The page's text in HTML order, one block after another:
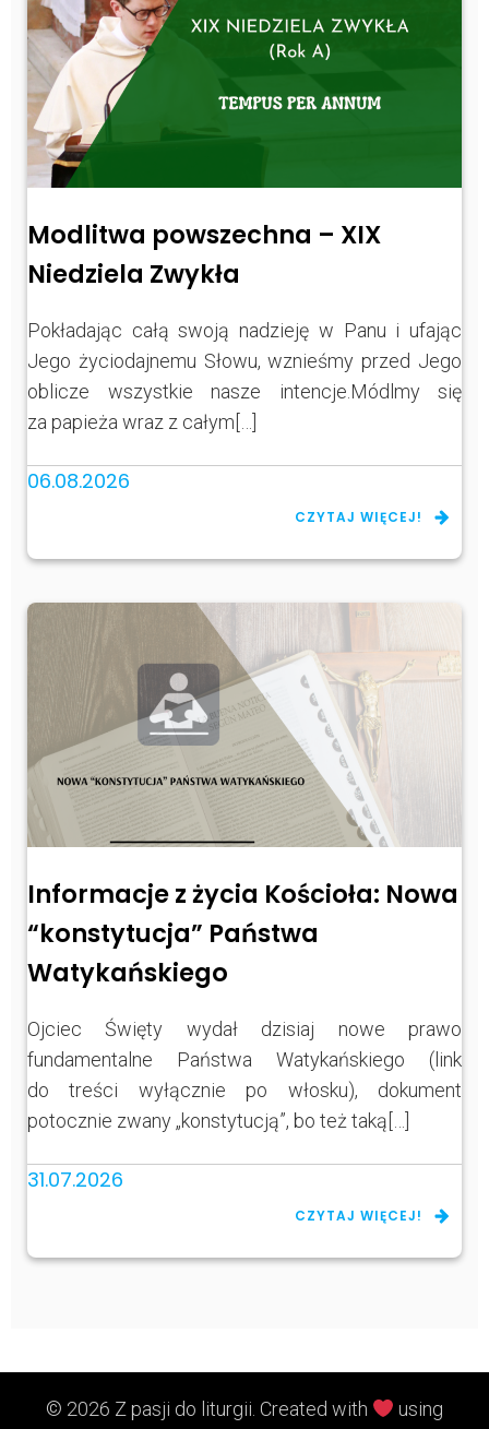
Modlitwa powszechna – XIX
Niedziela Zwykła
Pokładając całą swoją nadzieję w Panu i ufając
Jego życiodajnemu Słowu, wznieśmy przed Jego
oblicze wszystkie nasze intencje.Módlmy się
za papieża wraz z całym[…]
06.08.2026
CZYTAJ WIĘCEJ!
Informacje z życia Kościoła: Nowa
“konstytucja” Państwa
Watykańskiego
Ojciec Święty wydał dzisiaj nowe prawo
fundamentalne Państwa Watykańskiego (link
do treści wyłącznie po włosku), dokument
potocznie zwany „konstytucją”, bo też taką[…]
31.07.2026
CZYTAJ WIĘCEJ!
© 2026 Z pasji do liturgii. Created with
using